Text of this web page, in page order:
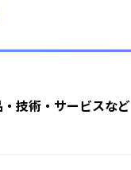
技術・サービスなど